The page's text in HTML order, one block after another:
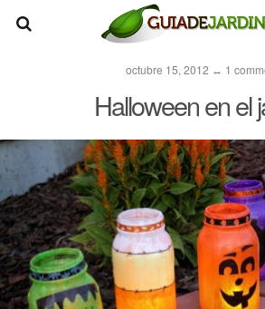
octubre 15, 2012 ↔ 1
Halloween en el